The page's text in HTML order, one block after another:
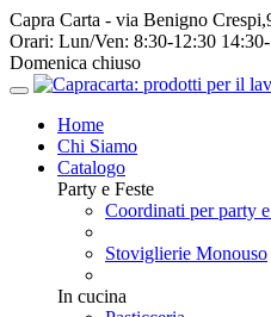
Capra Carta - via Benigno
Orari: Lun/Ven: 8:30-12:30
Domenica chiuso
Home
Chi Siamo
Catalogo
Party e Feste
Coordinati per party
Stoviglierie Monouso
In cucina